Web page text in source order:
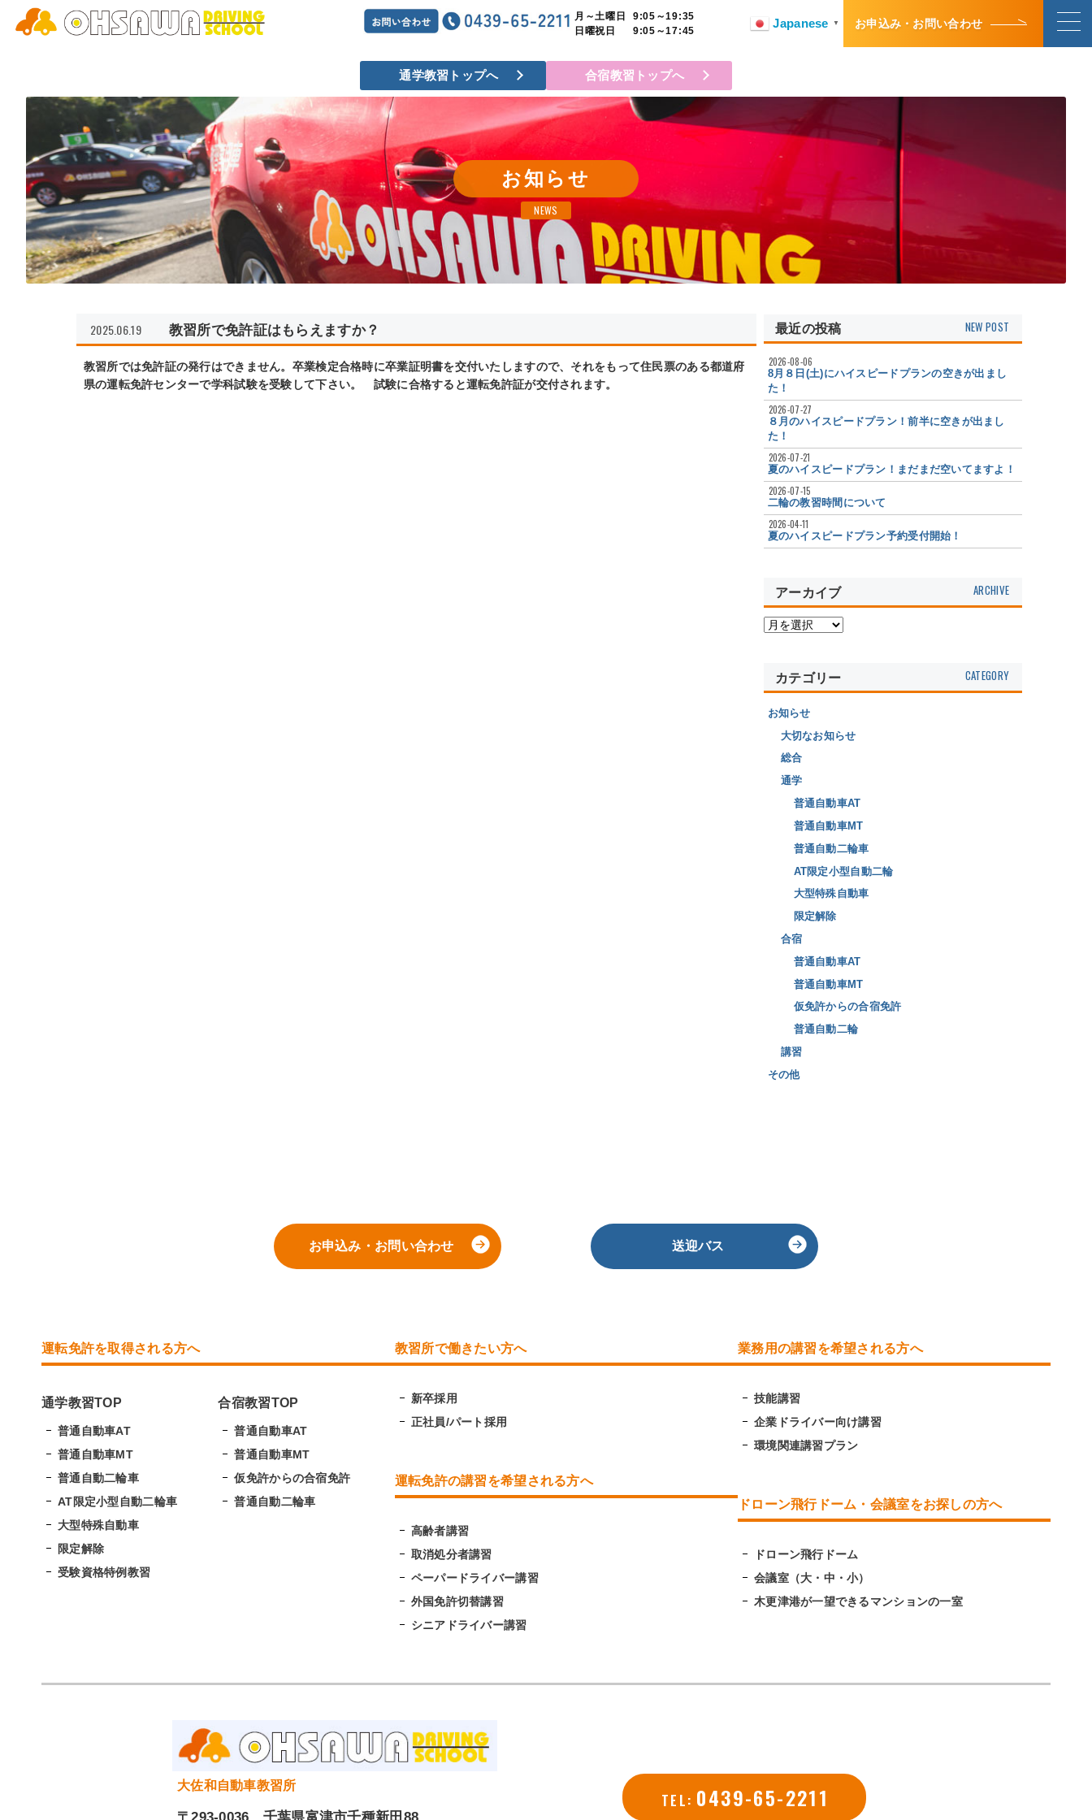
月～土曜日
9:05～19:35
日曜祝日
9:05～17:45
Japanese ▼ お申込み・お問い合わせ
通学教習トップへ 合宿教習トップへ
お知らせ
NEWS
2025.06.19 教習所で免許証はもらえますか？
教習所では免許証の発行はできません。卒業検定合格時に卒業証明書を交付いたしますので、それをもって住民票のある都道府
県の運転免許センターで学科試験を受験して下さい。 試験に合格すると運転免許証が交付されます。
最近の投稿
8月８日(土)にハイスピードプランの空きが出まし
た！
2026-08-06
８月のハイスピードプラン！前半に空きが出まし
た！
2026-07-27
夏のハイスピードプラン！まだまだ空いてますよ！
2026-07-21
二輪の教習時間について
2026-07-15
夏のハイスピードプラン予約受付開始！
2026-04-11
アーカイブ
カテゴリー
お知らせ
大切なお知らせ
総合
通学
普通自動車AT
普通自動車MT
普通自動二輪車
AT限定小型自動二輪
大型特殊自動車
限定解除
合宿
普通自動車AT
普通自動車MT
仮免許からの合宿免許
普通自動二輪
講習
その他
お申込み・お問い合わせ 送迎バス
運転免許を取得される方へ
通学教習TOP
普通自動車AT
普通自動車MT
普通自動二輪車
AT限定小型自動二輪車
大型特殊自動車
限定解除
受験資格特例教習
合宿教習TOP
普通自動車AT
普通自動車MT
仮免許からの合宿免許
普通自動二輪車
教習所で働きたい方へ
新卒採用
正社員/パート採用
運転免許の講習を希望される方へ
高齢者講習
取消処分者講習
ペーパードライバー講習
外国免許切替講習
シニアドライバー講習
業務用の講習を希望される方へ
技能講習
企業ドライバー向け講習
環境関連講習プラン
ドローン飛行ドーム・会議室をお探しの方へ
ドローン飛行ドーム
会議室（大・中・小）
木更津港が一望できるマンションの一室
大佐和自動車教習所
TEL: 0439-65-2211